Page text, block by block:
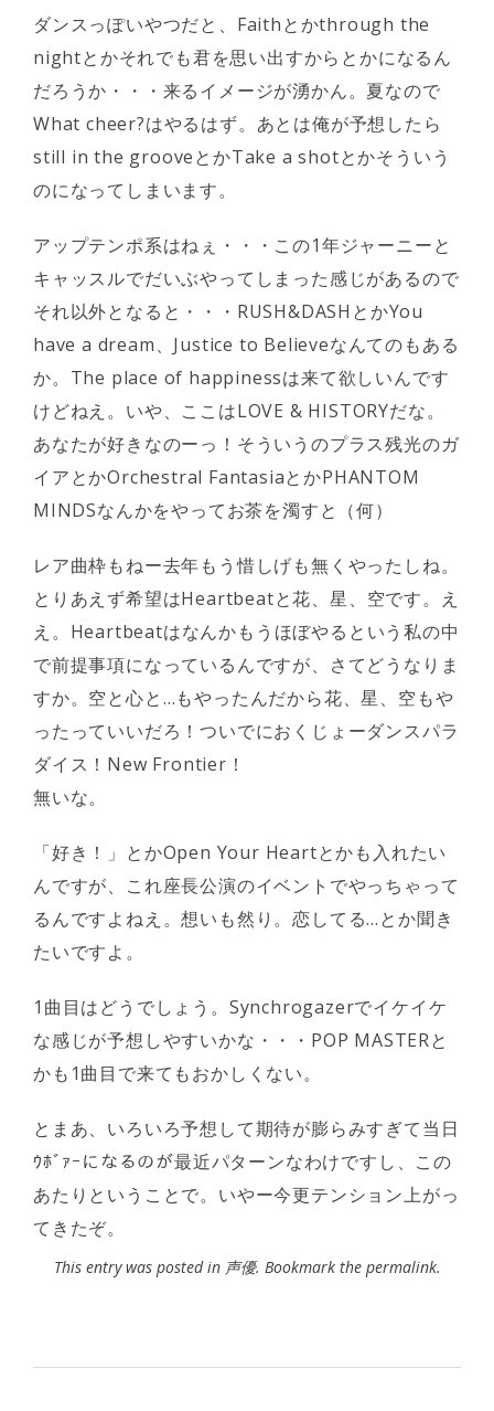
ダンスっぽいやつだと、Faithとかthrough the
nightとかそれでも君を思い出すからとかになるん
だろうか・・・来るイメージが湧かん。夏なので
What cheer?はやるはず。あとは俺が予想したら
still in the grooveとかTake a shotとかそういう
のになってしまいます。
アップテンポ系はねぇ・・・この1年ジャーニーと
キャッスルでだいぶやってしまった感じがあるので
それ以外となると・・・RUSH&DASHとかYou
have a dream、Justice to Believeなんてのもある
か。The place of happinessは来て欲しいんです
けどねえ。いや、ここはLOVE & HISTORYだな。
あなたが好きなのーっ！そういうのプラス残光のガ
イアとかOrchestral FantasiaとかPHANTOM
MINDSなんかをやってお茶を濁すと（何）
レア曲枠もねー去年もう惜しげも無くやったしね。
とりあえず希望はHeartbeatと花、星、空です。え
え。Heartbeatはなんかもうほぼやるという私の中
で前提事項になっているんですが、さてどうなりま
すか。空と心と…もやったんだから花、星、空もや
ったっていいだろ！ついでにおくじょーダンスパラ
ダイス！New Frontier！
無いな。
「好き！」とかOpen Your Heartとかも入れたい
んですが、これ座長公演のイベントでやっちゃって
るんですよねえ。想いも然り。恋してる…とか聞き
たいですよ。
1曲目はどうでしょう。Synchrogazerでイケイケ
な感じが予想しやすいかな・・・POP MASTERと
かも1曲目で来てもおかしくない。
とまあ、いろいろ予想して期待が膨らみすぎて当日
ｳﾎﾞｧｰになるのが最近パターンなわけですし、この
あたりということで。いやー今更テンション上がっ
てきたぞ。
This entry was posted in 声優. Bookmark the permalink.